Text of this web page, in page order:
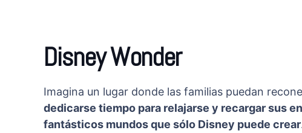
Disney Wonder
Imagina un lugar donde las familias puedan
dedicarse tiempo para relajarse y recargar sus
fantásticos mundos que sólo Disney puede crear